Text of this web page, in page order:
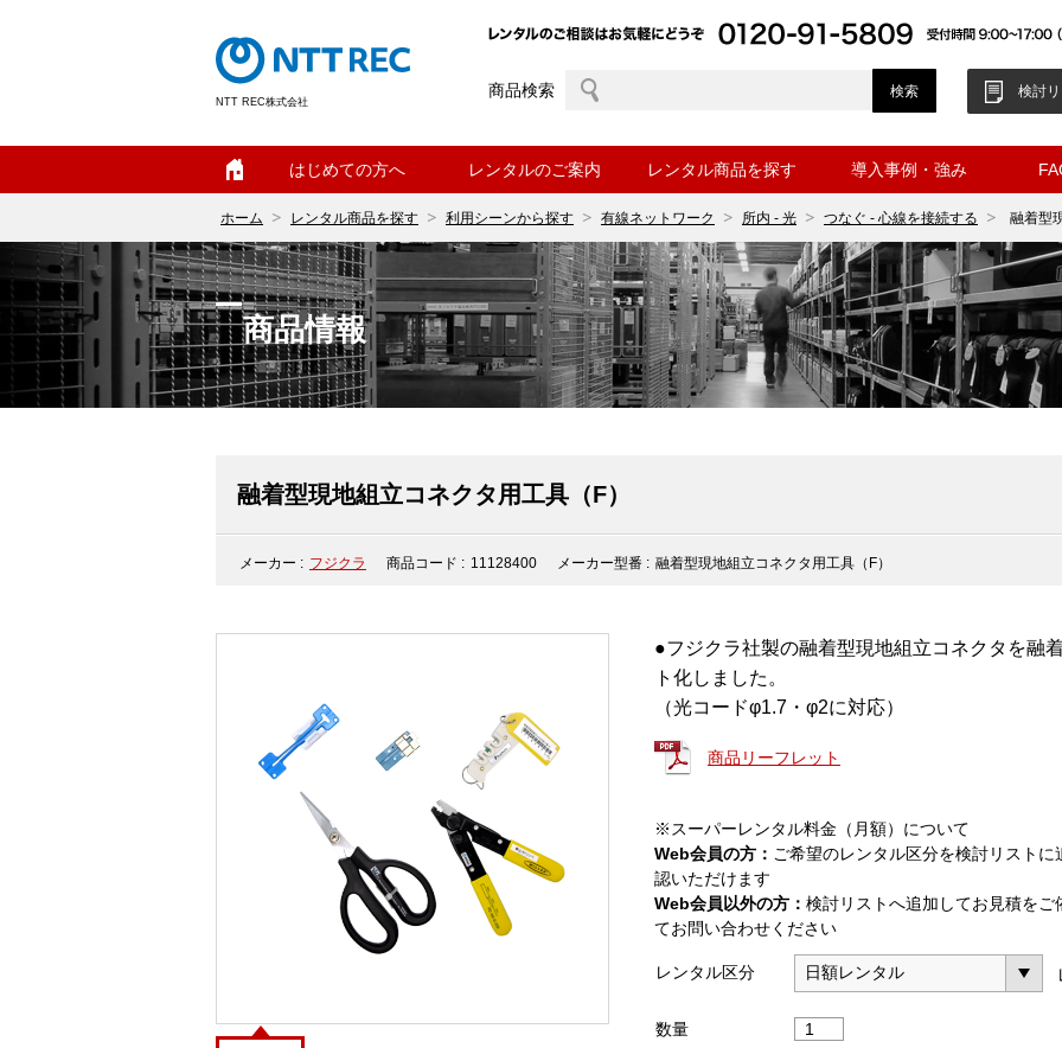
NTT REC株式会社
商品検索 検討リ
はじめての方へ レンタルのご案内 レンタル商品を探す 導入事例・強み
ホーム レンタル商品を探す 利用シーンから探す 有線ネットワーク 所内 - 光 つなぐ - 心線を接続する 融着型
商品情報
融着型現地組立コネクタ用工具（F）
メーカー : フジクラ 商品コード : 11128400 メーカー型番 : 融着型現地組立コネクタ用工具（F）
●フジクラ社製の融着型現地組立コネクタを融
ト化しました。
（光コードφ1.7・φ2に対応）
商品リーフレット
※スーパーレンタル料金（月額）について
Web会員の方： ご希望のレンタル区分を検討リスト
認いただけます
Web会員以外の方： 検討リストへ追加してお見積をご
てお問い合わせください
レンタル区分
数量
融